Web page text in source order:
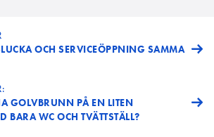
OCH SERVICEÖPPNING SAMMA
GOLVBRUNN PÅ EN LITEN
BARA WC OCH TVÄTTSTÄLL?